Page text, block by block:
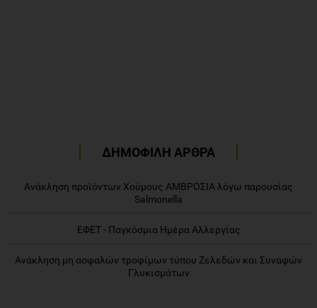
ΔΗΜΟΦΙΛΗ ΑΡΘΡΑ
Ανάκληση προϊόντων Χούμους ΑΜΒΡΟΣΙΑ λόγω παρουσίας
Salmonella
ΕΦΕΤ - Παγκόσμια Ημέρα Αλλεργίας
Ανάκληση μη ασφαλών τροφίμων τύπου Ζελεδών και Συναφών
Γλυκισμάτων